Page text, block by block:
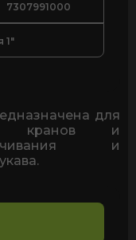
7307991000
1"
для
кранов и
и